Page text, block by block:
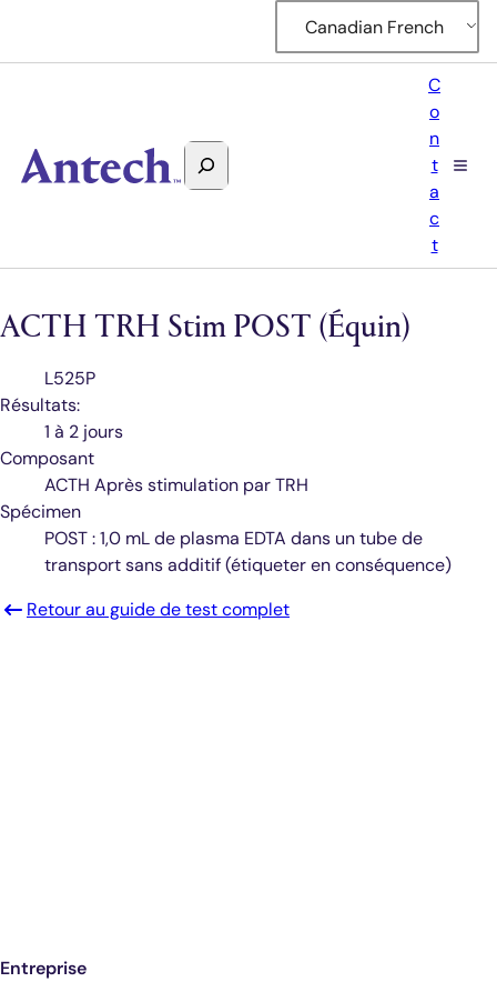
Canadian French
Rechercher
Antech
C
o
n
t
a
c
t
ACTH TRH Stim POST (Équin)
de
L525P
Résultats:
1 à 2 jours
Composant
ACTH Après stimulation par TRH
Spécimen
POST : 1,0 mL de plasma EDTA dans un tube de
transport sans additif (étiqueter en conséquence)
Retour au guide de test complet
Entreprise